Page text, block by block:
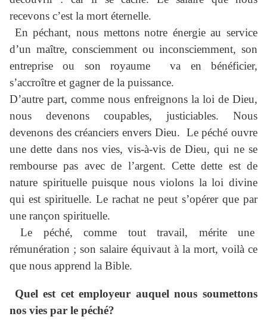
recevons c’est la mort éternelle.
En péchant, nous mettons notre énergie au service
d’un maître, consciemment ou inconsciemment, son
entreprise ou son royaume va en bénéficier,
s’accroître et gagner de la puissance.
D’autre part, comme nous enfreignons la loi de Dieu,
nous devenons coupables, justiciables. Nous
devenons des créanciers envers Dieu. Le péché ouvre
une dette dans nos vies, vis-à-vis de Dieu, qui ne se
rembourse pas avec de l’argent. Cette dette est de
nature spirituelle puisque nous violons la loi divine
qui est spirituelle. Le rachat ne peut s’opérer que par
une rançon spirituelle.
Le péché, comme tout travail, mérite une
rémunération ; son salaire équivaut à la mort, voilà ce
que nous apprend la Bible.
Quel est cet employeur auquel nous soumettons
nos vies par le péché?